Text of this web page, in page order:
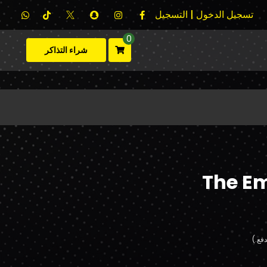
تسجيل الدخول | التسجيل
0
شراء التذاكر
The